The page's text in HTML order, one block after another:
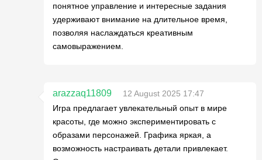
понятное управление и интересные задания
удерживают внимание на длительное время,
позволяя наслаждаться креативным
самовыражением.
arazzaq11809
12 August 2025 17:47
Игра предлагает увлекательный опыт в мире
красоты, где можно экспериментировать с
образами персонажей. Графика яркая, а
возможность настраивать детали привлекает.